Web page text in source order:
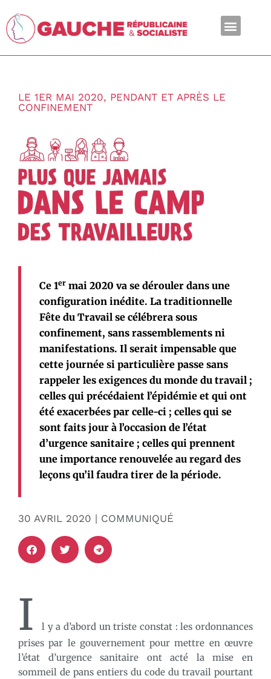
LE 1ER MAI 2020, PENDANT ET APRÈS LE
CONFINEMENT
Ce 1er mai 2020 va se dérouler dans une
configuration inédite. La traditionnelle
Fête du Travail se célébrera sous
confinement, sans rassemblements ni
manifestations. Il serait impensable que
cette journée si particulière passe sans
rappeler les exigences du monde du travail ;
celles qui précédaient l’épidémie et qui ont
été exacerbées par celle-ci ; celles qui se
sont faits jour à l’occasion de l’état
d’urgence sanitaire ; celles qui prennent
une importance renouvelée au regard des
leçons qu’il faudra tirer de la période.
30 AVRIL 2020 | COMMUNIQUÉ
I
l y a d’abord un triste constat : les ordonnances
prises par le gouvernement pour mettre en œuvre
l’état d’urgence sanitaire ont acté la mise en
sommeil de pans entiers du code du travail pourtant